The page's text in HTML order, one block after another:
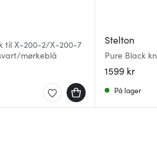
til X-200-2/X-200-7
mørkeblå
Stelton
Pure Black
1599 kr
På lager